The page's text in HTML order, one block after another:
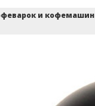
и кофемашин